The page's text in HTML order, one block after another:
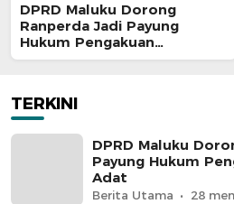
DPRD Maluku Dorong
Ranperda Jadi Payung
Hukum Pengakuan
Masyarakat Adat
TERKINI
DPRD Maluku
Payung Hukum
Adat
Berita Utama 28